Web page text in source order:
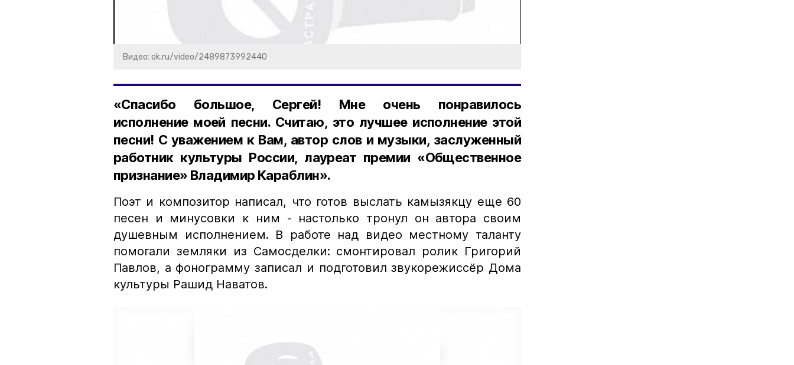
Видео: ok.ru/video/2489873992440
«Спасибо большое, Сергей! Мне очень понравилось
исполнение моей песни. Считаю, это лучшее исполнение этой
песни! С уважением к Вам, автор слов и музыки, заслуженный
работник культуры России, лауреат премии «Общественное
признание» Владимир Караблин».
Поэт и композитор написал, что готов выслать камызякцу еще 60
песен и минусовки к ним - настолько тронул он автора своим
душевным исполнением. В работе над видео местному таланту
помогали земляки из Самосделки: смонтировал ролик Григорий
Павлов, а фонограмму записал и подготовил звукорежиссёр Дома
культуры Рашид Наватов.